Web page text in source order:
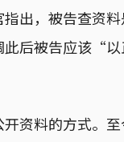
出，被告查资
后被告应该“以
资料的方式。